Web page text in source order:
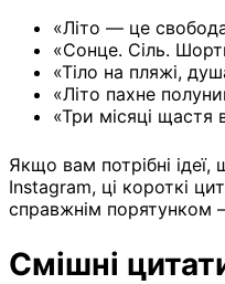
«Літо — це
«Сонце. Сіль.
«Тіло на пляжі,
«Літо пахне
«Три місяці щастя
Якщо вам потрібні
Instagram, ці короткі
справжнім порятунком
Смішні